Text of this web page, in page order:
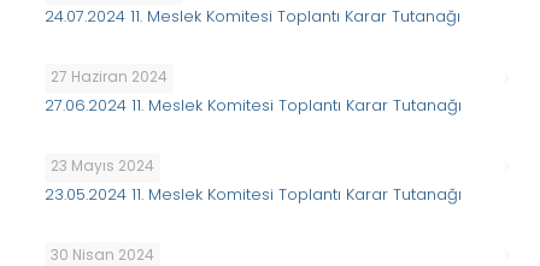
24.07.2024 11. Meslek Komitesi Toplantı Karar Tutanağı
27 Haziran 2024
27.06.2024 11. Meslek Komitesi Toplantı Karar Tutanağı
23 Mayıs 2024
23.05.2024 11. Meslek Komitesi Toplantı Karar Tutanağı
30 Nisan 2024